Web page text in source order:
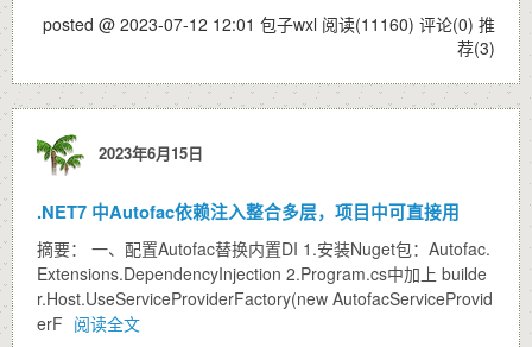
posted @ 2023-07-12 12:01 包子wxl 阅读(11160) 评论(0) 推
荐(3)
2023年6月15日
.NET7 中Autofac依赖注入整合多层，项目中可直接用
摘要： 一、配置Autofac替换内置DI 1.安装Nuget包：Autofac.
Extensions.DependencyInjection 2.Program.cs中加上 builde
r.Host.UseServiceProviderFactory(new AutofacServiceProvid
erF 阅读全文